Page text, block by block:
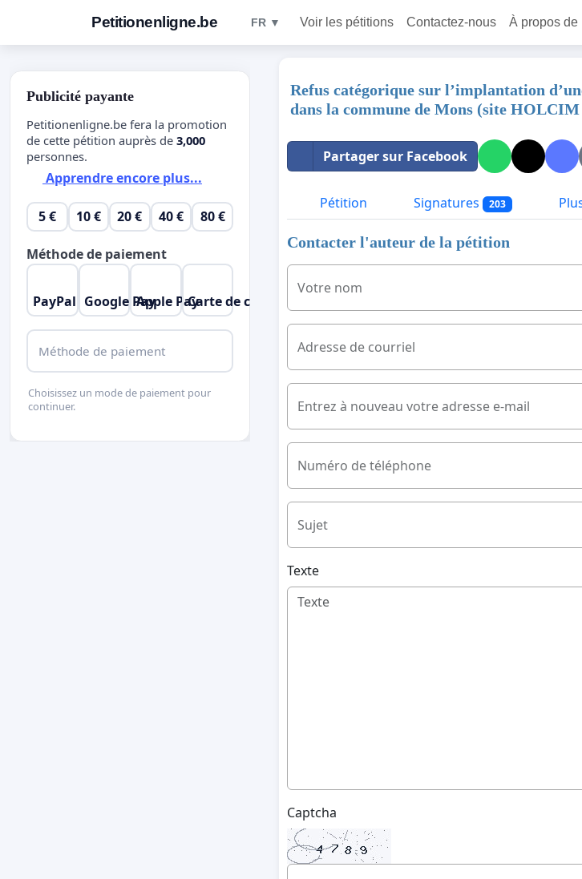
Petitionenligne.be FR ▼ Voir les pétitions Contactez-nous À propos de
Refus catégorique sur l’implantation
dans la commune de Mons (site
Partager sur Facebook
Pétition Signatures 203
Contacter l'auteur de la pétition
Votre nom
Adresse de courriel
Entrez à nouveau votre adresse e-mail
Numéro de téléphone
Sujet
Texte
Captcha
Publicité payante
Petitionenligne.be fera la promotion
de cette pétition auprès de 3,000
personnes.
Apprendre encore plus...
5 € 10 € 20 € 40 € 80 €
Méthode de paiement
PayPal Google PayApple PayCarte de crédit
Méthode de paiement
Choisissez un mode de paiement pour
continuer.